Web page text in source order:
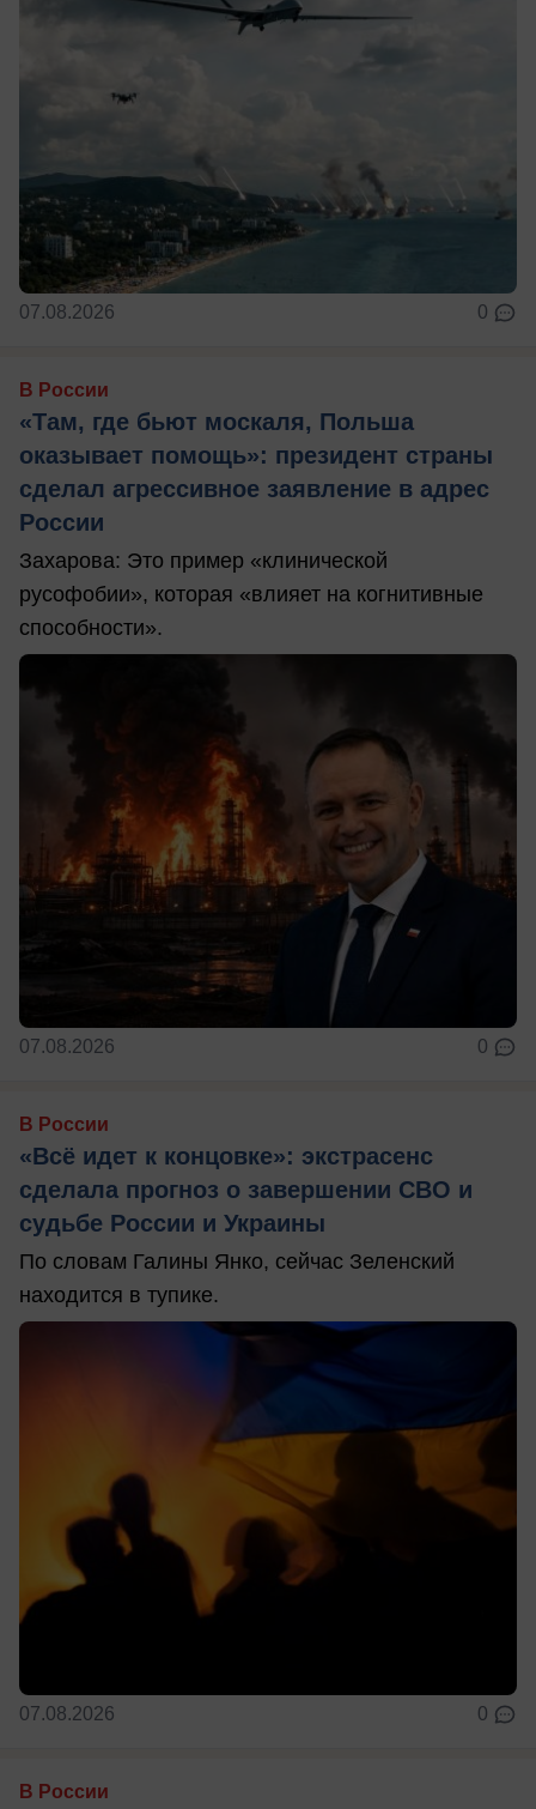
07.08.2026 0
В России
«Там, где бьют москаля, Польша
оказывает помощь»: президент страны
сделал агрессивное заявление в адрес
России
Захарова: Это пример «клинической
русофобии», которая «влияет на когнитивные
способности».
07.08.2026 0
В России
«Всё идет к концовке»: экстрасенс
сделала прогноз о завершении СВО и
судьбе России и Украины
По словам Галины Янко, сейчас Зеленский
находится в тупике.
07.08.2026 0
В России